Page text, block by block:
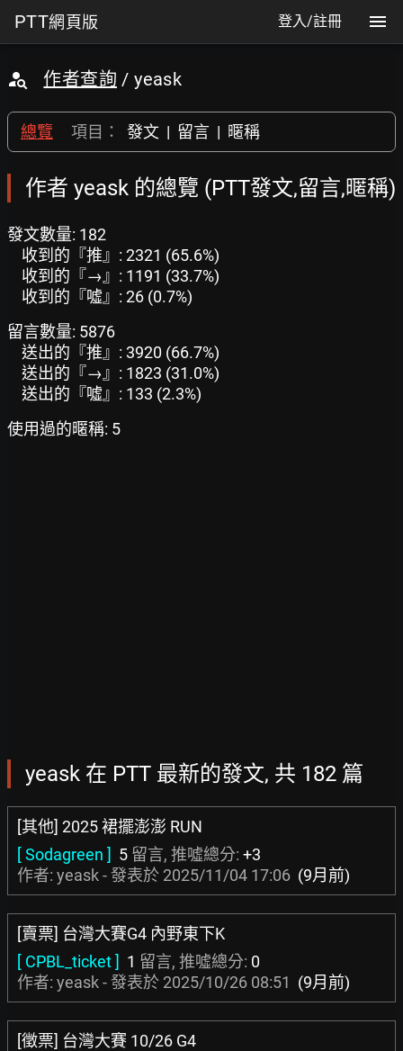
PTT網頁版 登入/註冊
作者查詢 / yeask
總覽 項目： 發文 | 留言 | 暱稱
作者 yeask 的總覽 (PTT發文,留言,暱稱)
發文數量: 182
收到的『推』: 2321 (65.6%)
收到的『→』: 1191 (33.7%)
收到的『噓』: 26 (0.7%)
留言數量: 5876
送出的『推』: 3920 (66.7%)
送出的『→』: 1823 (31.0%)
送出的『噓』: 133 (2.3%)
使用過的暱稱: 5
yeask 在 PTT 最新的發文, 共 182 篇
[其他] 2025 裙擺澎澎 RUN
[ Sodagreen ] 5 留言, 推噓總分: +3
作者: yeask - 發表於 2025/11/04 17:06 (9月前)
[賣票] 台灣大賽G4 內野東下K
[ CPBL_ticket ] 1 留言, 推噓總分: 0
作者: yeask - 發表於 2025/10/26 08:51 (9月前)
[徵票] 台灣大賽 10/26 G4